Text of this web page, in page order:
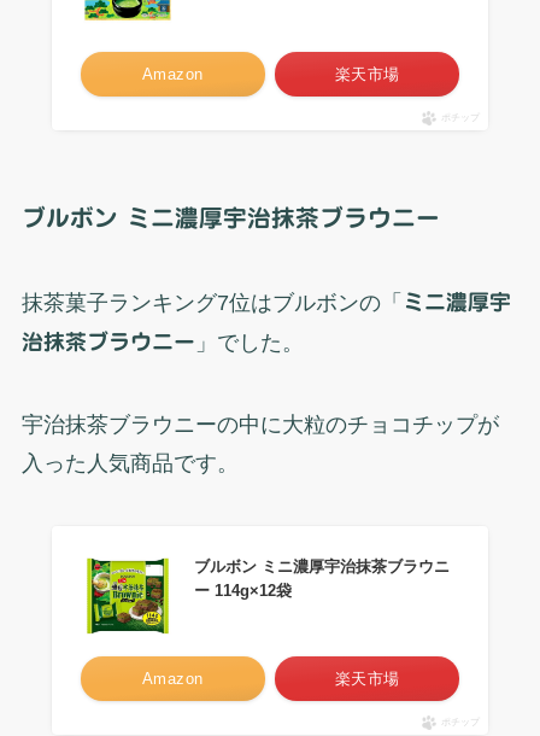
Amazon 楽天市場
ポチップ
ブルボン ミニ濃厚宇治抹茶ブラウニー
抹茶菓子ランキング7位はブルボンの「 ミニ濃厚宇
治抹茶ブラウニー 」でした。
宇治抹茶ブラウニーの中に大粒のチョコチップが
入った人気商品です。
ブルボン ミニ濃厚宇治抹茶ブラウニ
ー 114g×12袋
Amazon 楽天市場
ポチップ